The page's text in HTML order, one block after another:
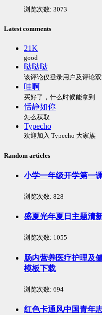
浏览次数: 3073
Latest comments
21K
good
哒哒哒
该评论仅登录用户及评论
哇啊
买好了，什么时候能拿到
恬静如你
怎么获取
Typecho
欢迎加入 Typecho 大家族
Random articles
小学一年级开学第一
浏览次数: 828
盛夏光年夏日主题清
浏览次数: 1055
肠内营养医疗护理及
模板下载
浏览次数: 694
红色卡通风中国青年